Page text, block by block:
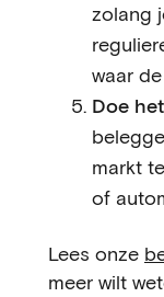
zolang
waar
Doe
markt
of
Lees onze
meer wilt